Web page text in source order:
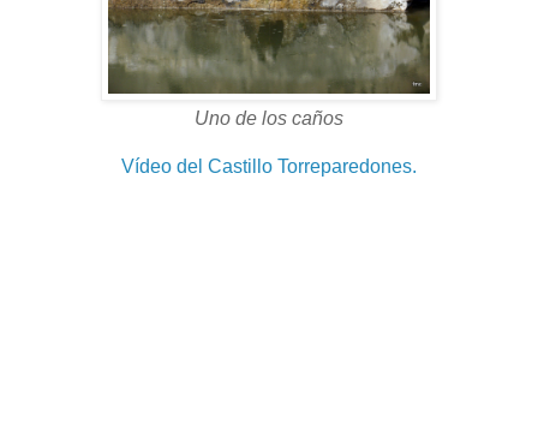
Uno de los caños
Vídeo del Castillo Torreparedones.